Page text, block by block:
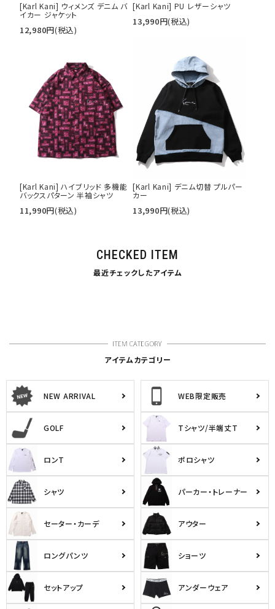
[Karl Kani] ウィメンズ デニム バ
イカー ジャケット
12,980円(税込)
[Karl Kani] PU レザーシャツ
13,990円(税込)
[Karl Kani] ハイブリッド 多機能
バックスパターン 半袖シャツ
11,990円(税込)
[Karl Kani] デニム切替 プルパー
カー
13,990円(税込)
CHECKED ITEM
最近チェックしたアイテム
アイテムカテゴリー
NEW ARRIVAL WEB限定販売
GOLF Tシャツ/半端丈T
ロンT ポロシャツ
シャツ パーカー・トレーナー
セーター・カーデ アウター
ロングパンツ ショーツ
セットアップ アンダーウェア